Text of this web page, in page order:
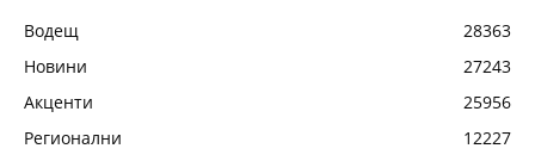
Водещ
28363
Новини
27243
Акценти
25956
Регионални
12227